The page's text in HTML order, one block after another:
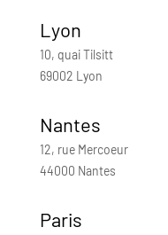
Lyon
10, quai Tilsitt
69002 Lyon
Nantes
12, rue Mercoeur
44000 Nantes
Paris